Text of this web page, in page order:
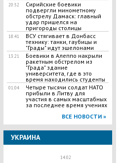
20:52
Сирийские боевики
подвергли минометному
обстрелу Дамаск: главный
удар пришелся на
пригороды столицы
18:41
ВСУ стягивает в Донбасс
технику: танки, гаубицы и
"Грады" идут эшелонами
13:21
Боевики в Алеппо накрыли
ракетным обстрелом из
"Града" здание
университета, где в это
время находились студенты
01:04
Четыре тысячи солдат НАТО
прибыли в Литву для
участия в самых масштабных
за последнее время учениях
ВСЕ НОВОСТИ »
УКРАИНА
14:02